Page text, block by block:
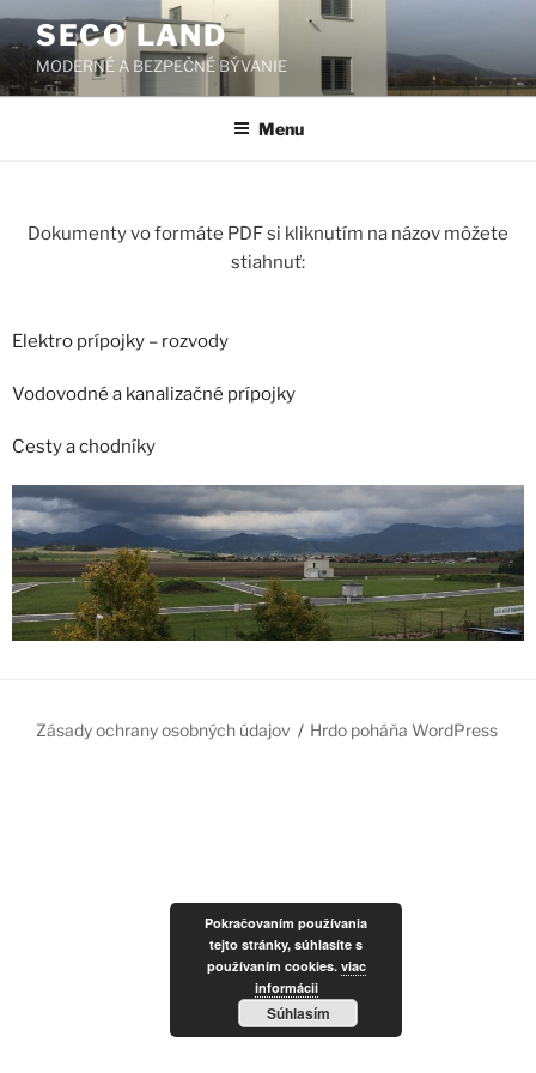
SECO LAND
MODERNÉ A BEZPEČNÉ BÝVANIE
Menu
Dokumenty vo formáte PDF si kliknutím na názov môžete
stiahnuť:
Elektro prípojky – rozvody
Vodovodné a kanalizačné prípojky
Cesty a chodníky
Zásady ochrany osobných údajov Hrdo poháňa WordPress
Pokračovaním používania
tejto stránky, súhlasíte s
používaním cookies. viac
informácii
Súhlasím